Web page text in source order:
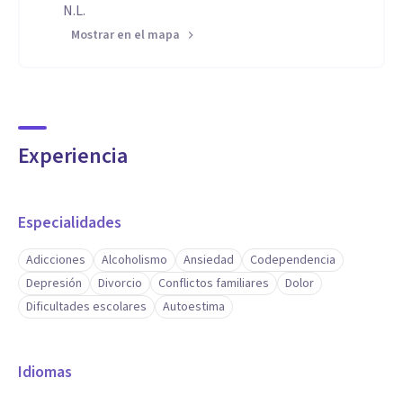
N.L.
Mostrar en el mapa
Experiencia
Especialidades
Adicciones Alcoholismo Ansiedad
Codependencia
Depresión
Divorcio Conflictos familiares
Dolor
Dificultades escolares
Autoestima
Idiomas